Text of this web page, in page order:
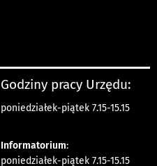
Godziny pracy Urzędu:
poniedziałek-piątek 7.15-15.15
Informatorium:
poniedziałek-piątek 7.15-15.15